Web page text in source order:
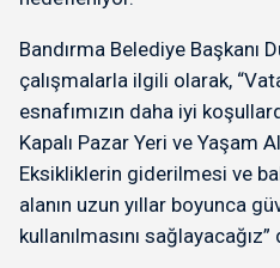
Bandırma Belediye Başkanı
çalışmalarla ilgili olarak,
esnafımızın daha iyi
Kapalı Pazar Yeri ve Yaşam
Eksikliklerin giderilmesi ve
alanın uzun yıllar boyunca
kullanılmasını sağlayacağız”